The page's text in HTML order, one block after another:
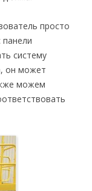
просто
панели
систему
он может
можем